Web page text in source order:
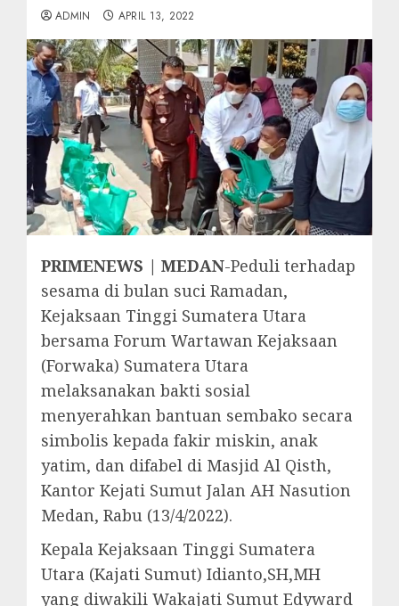
ADMIN APRIL 13, 2022
PRIMENEWS | MEDAN-Peduli terhadap
sesama di bulan suci Ramadan,
Kejaksaan Tinggi Sumatera Utara
bersama Forum Wartawan Kejaksaan
(Forwaka) Sumatera Utara
melaksanakan bakti sosial
menyerahkan bantuan sembako secara
simbolis kepada fakir miskin, anak
yatim, dan difabel di Masjid Al Qisth,
Kantor Kejati Sumut Jalan AH Nasution
Medan, Rabu (13/4/2022).
Kepala Kejaksaan Tinggi Sumatera
Utara (Kajati Sumut) Idianto,SH,MH
yang diwakili Wakajati Sumut Edyward